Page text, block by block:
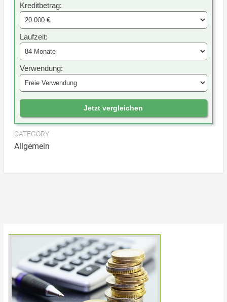
Kreditbetrag:
Laufzeit:
Verwendung:
Jetzt vergleichen
CATEGORY
Allgemein